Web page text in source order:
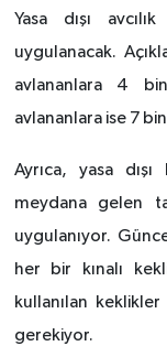
Yasa dışı
uygulanacak.
avlananlara 4
avlananlara ise 7
Ayrıca, yasa
meydana gelen
uygulanıyor.
her bir kınalı
kullanılan
gerekiyor.